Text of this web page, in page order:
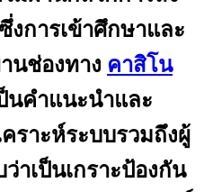
การเข้าศึกษาและ
นช่องทาง คาสิโน
นคำแนะนำและ
ราะห์ระบบรวมถึงผู้
าเป็นเกราะป้องกัน